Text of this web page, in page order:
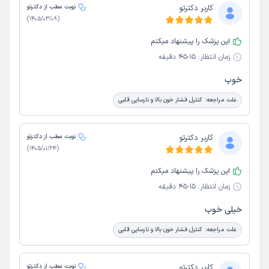
نصب هولتر قلب
اکو مری
آریتمی قلب
سی تی آنژیوگرافی
تست ریه
کاربر دکترتو
نوبت مطب از دکترتو
(
1405/03/09
)
این پزشک را پیشنهاد میکنم
زمان انتظار: 15-45 دقیقه
خوب
علت مراجعه: کنترل فشار خون بالا و نارسایی قلبی
کاربر دکترتو
نوبت مطب از دکترتو
(
1405/01/24
)
این پزشک را پیشنهاد میکنم
زمان انتظار: 15-45 دقیقه
خیلی خوب
علت مراجعه: کنترل فشار خون بالا و نارسایی قلبی
نوبت مطب از دکترتو